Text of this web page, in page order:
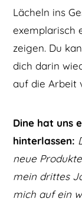
Lächeln ins
exemplarisch
zeigen. Du
dich darin
auf die Arbeit
Dine hat uns
hinterlassen:
neue
mein drittes
mich auf ein